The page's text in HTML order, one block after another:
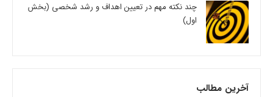
چند نکته مهم در تعیین اهداف و رشد شخصی (بخش
اول)
آخرین مطالب